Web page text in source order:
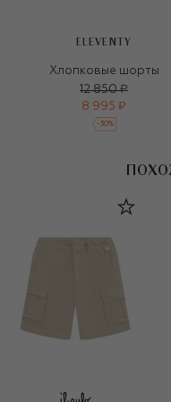
ELEVENTY
Хлопковые шорты
12 850 ₽
8 995 ₽
-30%